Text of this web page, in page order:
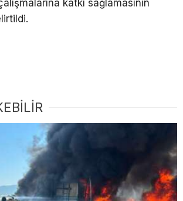
katkı sağlamasının